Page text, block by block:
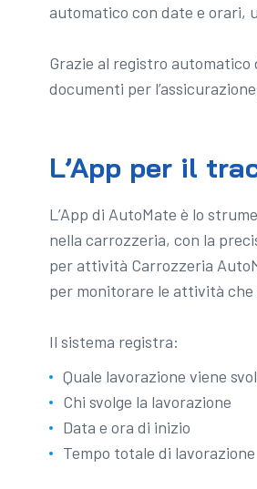
automatico con date e orari,
Grazie al registro
documenti per
L’App per il
L’App di AutoMate è lo
nella carrozzeria, con la
per attività Carrozzeria
per monitorare le attività che
Il sistema registra:
Quale lavorazione viene
Chi svolge la lavorazione
Data e ora di inizio
Tempo totale di lavorazione